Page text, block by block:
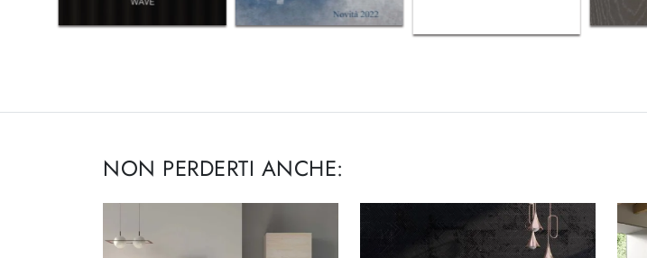
NON PERDERTI ANCHE: